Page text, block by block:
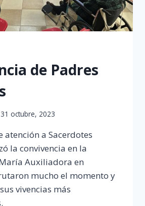
de Padres
31 octubre, 2023
atención a Sacerdotes
la convivencia en la
Auxiliadora en
mucho el momento y
vivencias más